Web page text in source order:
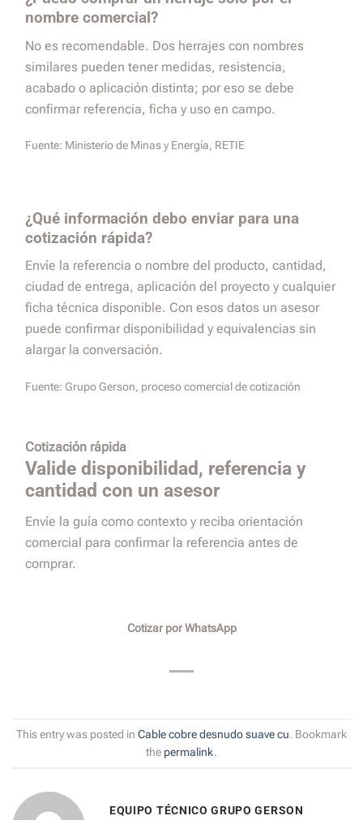
nombre comercial?
No es recomendable. Dos herrajes con nombres
similares pueden tener medidas, resistencia,
acabado o aplicación distinta; por eso se debe
confirmar referencia, ficha y uso en campo.
Fuente: Ministerio de Minas y Energía, RETIE
¿Qué información debo enviar para una
cotización rápida?
Envíe la referencia o nombre del producto, cantidad,
ciudad de entrega, aplicación del proyecto y cualquier
ficha técnica disponible. Con esos datos un asesor
puede confirmar disponibilidad y equivalencias sin
alargar la conversación.
Fuente: Grupo Gerson, proceso comercial de cotización
Cotización rápida
Valide disponibilidad, referencia y
cantidad con un asesor
Envíe la guía como contexto y reciba orientación
comercial para confirmar la referencia antes de
comprar.
Cotizar por WhatsApp
This entry was posted in Cable cobre desnudo suave cu. Bookmark
the permalink.
EQUIPO TÉCNICO GRUPO GERSON